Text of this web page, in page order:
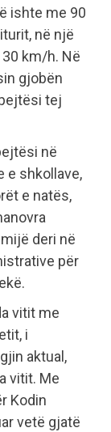
ishte me 90
në një
km/h. Në
gjobën
tej
në
e shkollave,
e natës,
deri në
për
vitit me
i
aktual,
vitit. Me
Kodin
vetë gjatë